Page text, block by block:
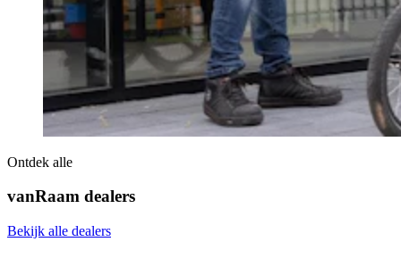
Ontdek alle
vanRaam dealers
Bekijk alle dealers